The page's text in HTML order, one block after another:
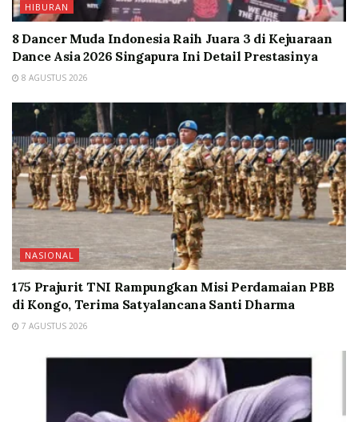
HIBURAN
8 Dancer Muda Indonesia Raih Juara 3 di Kejuaraan
Dance Asia 2026 Singapura Ini Detail Prestasinya
8 AGUSTUS 2026
NASIONAL
175 Prajurit TNI Rampungkan Misi Perdamaian PBB
di Kongo, Terima Satyalancana Santi Dharma
7 AGUSTUS 2026